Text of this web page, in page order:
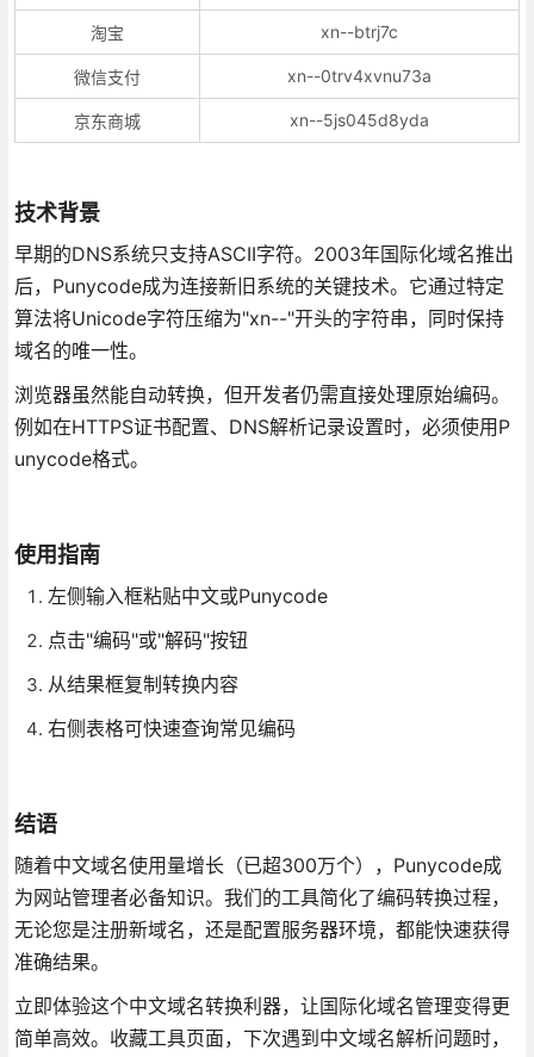
淘宝 xn--btrj7c
微信支付 xn--0trv4xvnu73a
京东商城 xn--5js045d8yda
技术背景
早期的DNS系统只支持ASCII字符。2003年国际化域名推出
后，Punycode成为连接新旧系统的关键技术。它通过特定
算法将Unicode字符压缩为"xn--"开头的字符串，同时保持
域名的唯一性。
浏览器虽然能自动转换，但开发者仍需直接处理原始编码。
例如在HTTPS证书配置、DNS解析记录设置时，必须使用P
unycode格式。
使用指南
左侧输入框粘贴中文或Punycode
点击"编码"或"解码"按钮
从结果框复制转换内容
右侧表格可快速查询常见编码
结语
随着中文域名使用量增长（已超300万个），Punycode成
为网站管理者必备知识。我们的工具简化了编码转换过程，
无论您是注册新域名，还是配置服务器环境，都能快速获得
准确结果。
立即体验这个中文域名转换利器，让国际化域名管理变得更
简单高效。收藏工具页面，下次遇到中文域名解析问题时，